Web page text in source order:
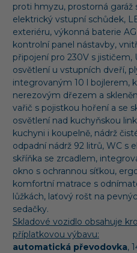
proti hmyzu, prostorná garáž
elektrický vstupní schůdek,
exteriéru, výkonná baterie
kontrolní panel nástavby,
připojení pro 230V s jističem,
osvětlení u vstupních dveří,
integrovaným 10 l bojlerem,
nerezovým dřezem a
vařič s pojistkou hoření a se
osvětlení nad kuchyňskou
kuchyni i koupelně, nádrž
odpadní nádrž 92 litrů, WC s
skříňka se zrcadlem,
okno s ochrannou síťkou,
komfortní matrace s
lůžkách, laťový rošt na
sedačky.
Skladové vozidlo obsahuje
příplatkovou výbavu:
automatická převodovka,